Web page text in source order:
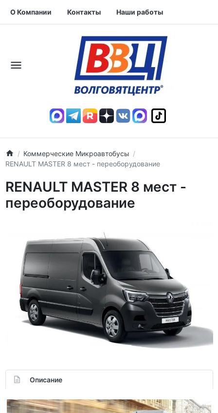
О Компании Контакты Наши работы
Коммерческие Микроавтобусы
RENAULT MASTER 8 мест - переоборудование
RENAULT MASTER 8 мест -
переоборудование
Описание